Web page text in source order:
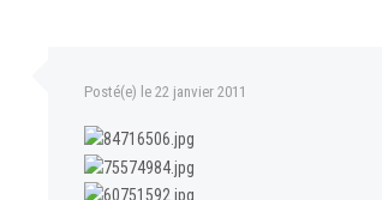
Posté(e) le 22 janvier 2011